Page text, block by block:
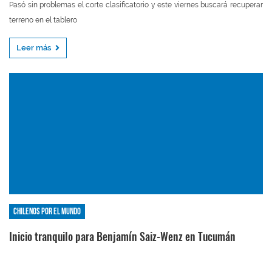
Pasó sin problemas el corte clasificatorio y este viernes buscará recuperar
terreno en el tablero
Leer más
Chilenos por el mundo
Inicio tranquilo para Benjamín Saiz-Wenz en Tucumán